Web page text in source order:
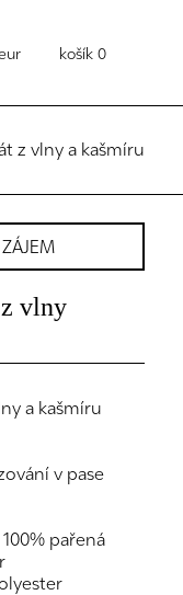
košík 0
z vlny a kašmíru
vlny
a kašmíru
v pase
pařená